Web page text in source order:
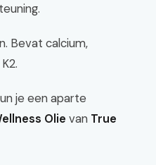
Bevat calcium,
je een aparte
Olie van True